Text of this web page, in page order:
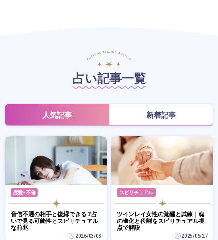
占い記事一覧
人気記事 新着記事
恋愛・不倫
音信不通の相手と復縁できる？占
いで見る可能性とスピリチュアル
な前兆
2026/03/08
スピリチュアル
ツインレイ女性の覚醒と試練｜魂
の進化と役割をスピリチュアル視
点で解説
2025/06/27